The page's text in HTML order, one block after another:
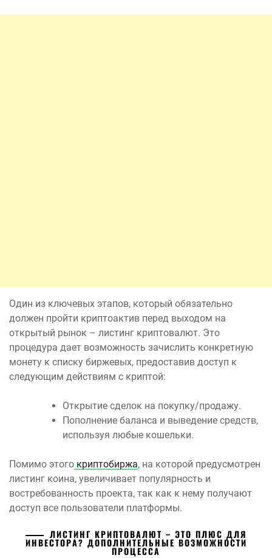
Один из ключевых этапов, который обязательно
должен пройти криптоактив перед выходом на
открытый рынок – листинг криптовалют. Это
процедура дает возможность зачислить конкретную
монету к списку биржевых, предоставив доступ к
следующим действиям с криптой:
Открытие сделок на покупку/продажу.
Пополнение баланса и выведение средств,
используя любые кошельки.
Помимо этого криптобиржа, на которой предусмотрен
листинг коина, увеличивает популярность и
востребованность проекта, так как к нему получают
доступ все пользователи платформы.
ЛИСТИНГ КРИПТОВАЛЮТ – ЭТО ПЛЮС ДЛЯ
ИНВЕСТОРА? ДОПОЛНИТЕЛЬНЫЕ ВОЗМОЖНОСТИ
ПРОЦЕССА